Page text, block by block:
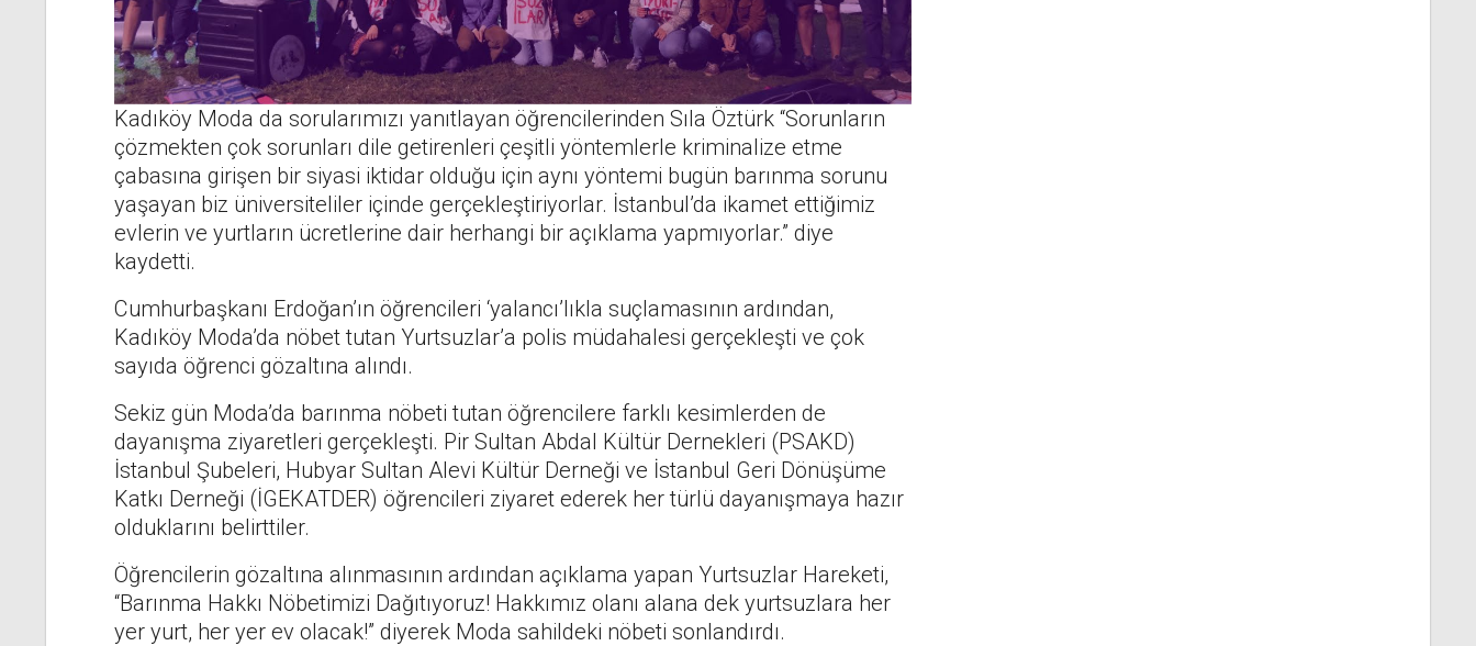
Kadıköy Moda da sorularımızı yanıtlayan öğrencilerinden Sıla Öztürk “Sorunların
çözmekten çok sorunları dile getirenleri çeşitli yöntemlerle kriminalize etme
çabasına girişen bir siyasi iktidar olduğu için aynı yöntemi bugün barınma sorunu
yaşayan biz üniversiteliler içinde gerçekleştiriyorlar. İstanbul’da ikamet ettiğimiz
evlerin ve yurtların ücretlerine dair herhangi bir açıklama yapmıyorlar.” diye
kaydetti.
Cumhurbaşkanı Erdoğan’ın öğrencileri ‘yalancı’lıkla suçlamasının ardından,
Kadıköy Moda’da nöbet tutan Yurtsuzlar’a polis müdahalesi gerçekleşti ve çok
sayıda öğrenci gözaltına alındı.
Sekiz gün Moda’da barınma nöbeti tutan öğrencilere farklı kesimlerden de
dayanışma ziyaretleri gerçekleşti. Pir Sultan Abdal Kültür Dernekleri (PSAKD)
İstanbul Şubeleri, Hubyar Sultan Alevi Kültür Derneği ve İstanbul Geri Dönüşüme
Katkı Derneği (İGEKATDER) öğrencileri ziyaret ederek her türlü dayanışmaya hazır
olduklarını belirttiler.
Öğrencilerin gözaltına alınmasının ardından açıklama yapan Yurtsuzlar Hareketi,
“Barınma Hakkı Nöbetimizi Dağıtıyoruz! Hakkımız olanı alana dek yurtsuzlara her
yer yurt, her yer ev olacak!” diyerek Moda sahildeki nöbeti sonlandırdı.